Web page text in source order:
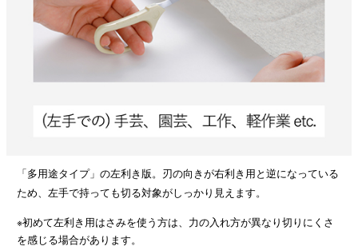
「多用途タイプ」の左利き版。刃の向きが右利き用と逆になっている
ため、左手で持っても切る対象がしっかり見えます。
※初めて左利き用はさみを使う方は、力の入れ方が異なり切りにくさ
を感じる場合があります。